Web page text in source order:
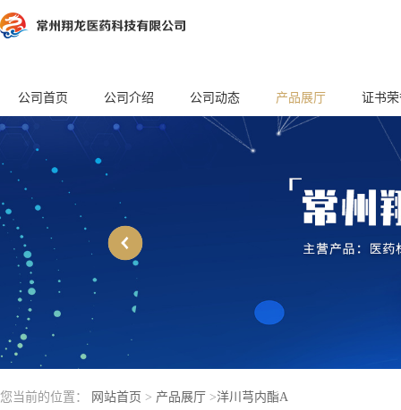
公司首页 公司介绍 公司动态 产品展厅 证书
您当前的位置： 网站首页 > 产品展厅 >洋川芎内酯A